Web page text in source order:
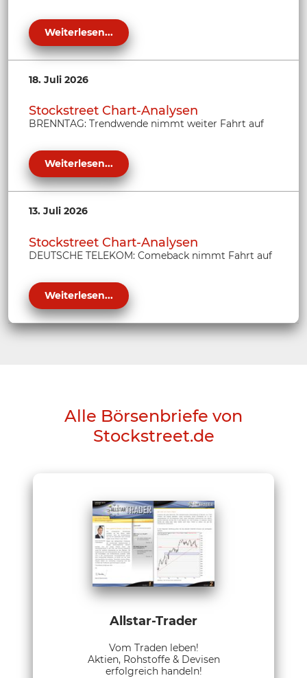
Weiterlesen...
18. Juli 2026
Stockstreet Chart-Analysen
BRENNTAG: Trendwende nimmt weiter Fahrt auf
Weiterlesen...
13. Juli 2026
Stockstreet Chart-Analysen
DEUTSCHE TELEKOM: Comeback nimmt Fahrt auf
Weiterlesen...
Alle Börsenbriefe von
Stockstreet.de
Allstar-Trader
Vom Traden leben!
Aktien, Rohstoffe & Devisen
erfolgreich handeln!